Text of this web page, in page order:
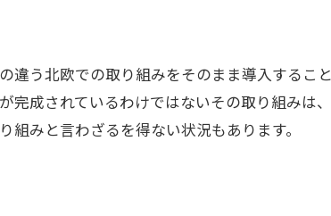
違う北欧での取り組みをそのまま導入するこ
完成されているわけではないその取り組みは
組みと言わざるを得ない状況もあります。